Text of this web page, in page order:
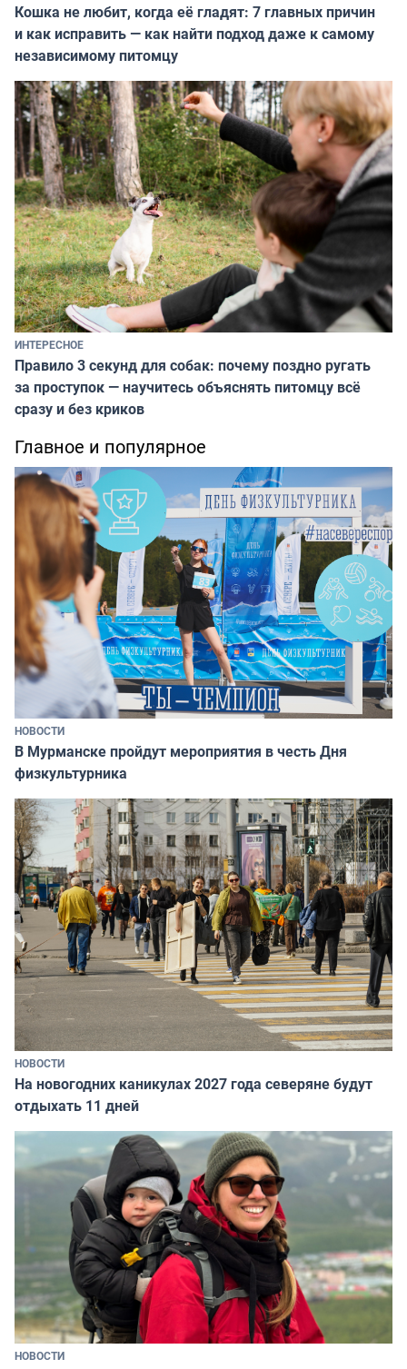
Кошка не любит, когда её гладят: 7 главных причин
и как исправить — как найти подход даже к самому
независимому питомцу
ИНТЕРЕСНОЕ
Правило 3 секунд для собак: почему поздно ругать
за проступок — научитесь объяснять питомцу всё
сразу и без криков
Главное и популярное
НОВОСТИ
В Мурманске пройдут мероприятия в честь Дня
физкультурника
НОВОСТИ
На новогодних каникулах 2027 года северяне будут
отдыхать 11 дней
НОВОСТИ